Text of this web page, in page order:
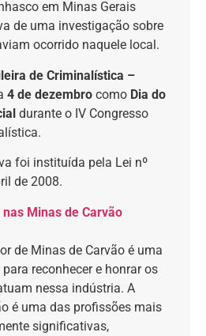
em Minas Gerais
de uma investigação sobre
ocorrido naquele local.
de Criminalística –
4 de dezembro como Dia do
durante o IV Congresso
foi instituída pela Lei nº
de 2008.
Minas de Carvão
de Minas de Carvão é uma
reconhecer e honrar os
nessa indústria. A
é uma das profissões mais
significativas,